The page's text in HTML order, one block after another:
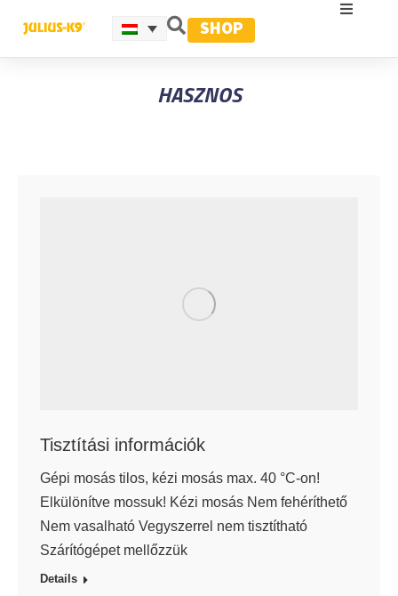
SHOP
HASZNOS
Tisztítási információk
Gépi mosás tilos, kézi mosás max. 40 °C-on!
Elkülönítve mossuk! Kézi mosás Nem fehéríthető
Nem vasalható Vegyszerrel nem tisztítható
Szárítógépet mellőzzük
Details